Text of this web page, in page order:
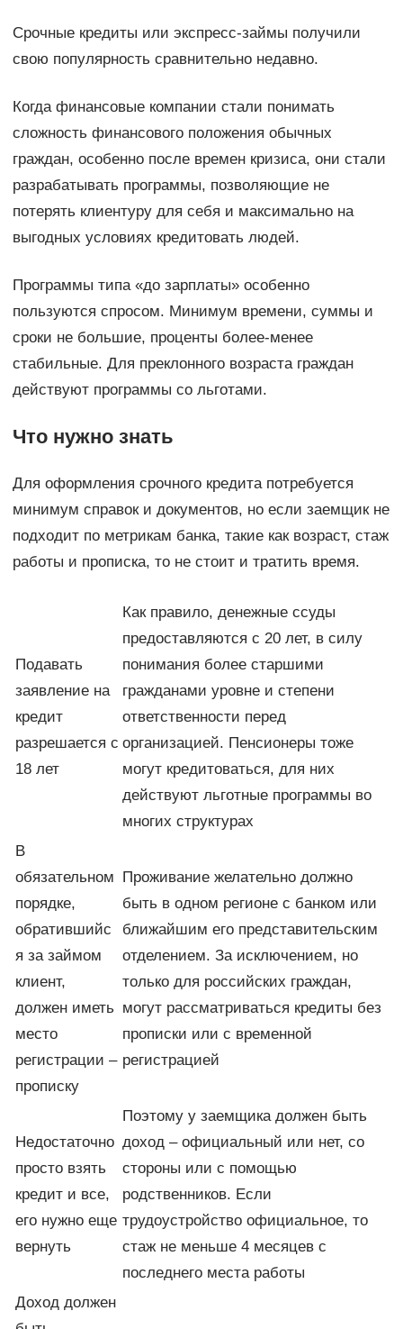
Срочные кредиты или экспресс-займы получили
свою популярность сравнительно недавно.
Когда финансовые компании стали понимать
сложность финансового положения обычных
граждан, особенно после времен кризиса, они стали
разрабатывать программы, позволяющие не
потерять клиентуру для себя и максимально на
выгодных условиях кредитовать людей.
Программы типа «до зарплаты» особенно
пользуются спросом. Минимум времени, суммы и
сроки не большие, проценты более-менее
стабильные. Для преклонного возраста граждан
действуют программы со льготами.
Что нужно знать
Для оформления срочного кредита потребуется
минимум справок и документов, но если заемщик не
подходит по метрикам банка, такие как возраст, стаж
работы и прописка, то не стоит и тратить время.
Подавать
заявление на
кредит
разрешается с
18 лет
Как правило, денежные ссуды
предоставляются с 20 лет, в силу
понимания более старшими
гражданами уровне и степени
ответственности перед
организацией. Пенсионеры тоже
могут кредитоваться, для них
действуют льготные программы во
многих структурах
В
обязательном
порядке,
обратившийс
я за займом
клиент,
должен иметь
место
регистрации –
прописку
Проживание желательно должно
быть в одном регионе с банком или
ближайшим его представительским
отделением. За исключением, но
только для российских граждан,
могут рассматриваться кредиты без
прописки или с временной
регистрацией
Недостаточно
просто взять
кредит и все,
его нужно еще
вернуть
Поэтому у заемщика должен быть
доход – официальный или нет, со
стороны или с помощью
родственников. Если
трудоустройство официальное, то
стаж не меньше 4 месяцев с
последнего места работы
Доход должен